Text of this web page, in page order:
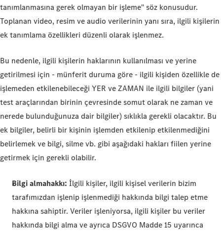
tanımlanmasına gerek olmayan bir işleme" söz konusudur.
Toplanan video, resim ve audio verilerinin yanı sıra, ilgili kişilerin
ek tanımlama özellikleri düzenli olarak işlenmez.
Bu nedenle, ilgili kişilerin haklarının kullanılması ve yerine
getirilmesi için - münferit duruma göre - ilgili kişiden özellikle de
işlemeden etkilenebileceği YER ve ZAMAN ile ilgili bilgiler (yani
test araçlarından birinin çevresinde somut olarak ne zaman ve
nerede bulunduğunuza dair bilgiler) sıklıkla gerekli olacaktır. Bu
ek bilgiler, belirli bir kişinin işlemden etkilenip etkilenmediğini
belirlemek ve bilgi, silme vb. gibi aşağıdaki hakları fiilen yerine
getirmek için gerekli olabilir.
Bilgi almahakkı: İlgili kişiler, ilgili kişisel verilerin bizim
tarafımızdan işlenip işlenmediği hakkında bilgi talep etme
hakkına sahiptir. Veriler işleniyorsa, ilgili kişiler bu veriler
hakkında bilgi alma ve ayrıca DSGVO Madde 15 uyarınca